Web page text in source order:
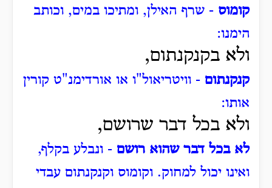
קומוס - שרף האילן, ומתיכו במים, וכותב
הימנו:
ולא בקנקנתום,
קנקנתום - וויטריאול"ו או אורדימנ"ט קורין
אותו:
ולא בכל דבר שרושם,
לא בכל דבר שהוא רושם - ונבלע בקלף,
ואינו יכול למחוק. וקומוס וקנקנתום עבדי